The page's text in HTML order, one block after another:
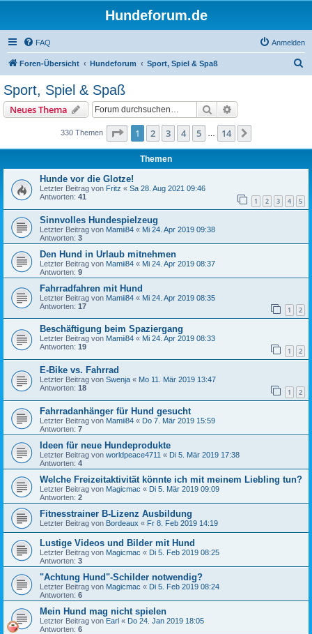
Hundeforum.de
FAQ Anmelden
Foren-Übersicht Hundeforum Sport, Spiel & Spaß
Sport, Spiel & Spaß
Neues Thema Suche
330 Themen Seite 1von 14
1 2 3 4 5 14
Themen
Hunde vor die Glotze!
Letzter Beitrag von Fritz « Sa 28. Aug 2021 09:46
Antworten: 41 1 2 3 4 5
Sinnvolles Hundespielzeug
Letzter Beitrag von Mamii84 « Mi 24. Apr 2019 09:38
Antworten: 3
Den Hund in Urlaub mitnehmen
Letzter Beitrag von Mamii84 « Mi 24. Apr 2019 08:37
Antworten: 9
Fahrradfahren mit Hund
Letzter Beitrag von Mamii84 « Mi 24. Apr 2019 08:35
Antworten: 17 1 2
Beschäftigung beim Spaziergang
Letzter Beitrag von Mamii84 « Mi 24. Apr 2019 08:33
Antworten: 19 1 2
E-Bike vs. Fahrrad
Letzter Beitrag von Swenja « Mo 11. Mär 2019 13:47
Antworten: 18 1 2
Fahrradanhänger für Hund gesucht
Letzter Beitrag von Mamii84 « Do 7. Mär 2019 15:59
Antworten: 7
Ideen für neue Hundeprodukte
Letzter Beitrag von worldpeace4711 « Di 5. Mär 2019 17:38
Antworten: 4
Welche Freizeitaktivität könnte ich mit meinem Liebling tun?
Letzter Beitrag von Magicmac « Di 5. Mär 2019 09:09
Antworten: 2
Fitnesstrainer B-Lizenz Ausbildung
Letzter Beitrag von Bordeaux « Fr 8. Feb 2019 14:19
Lustige Videos und Bilder mit Hund
Letzter Beitrag von Magicmac « Di 5. Feb 2019 08:25
Antworten: 3
"Achtung Hund"-Schilder notwendig?
Letzter Beitrag von Magicmac « Di 5. Feb 2019 08:24
Antworten: 6
Mein Hund mag nicht spielen
Letzter Beitrag von Earl « Do 24. Jan 2019 18:05
Antworten: 6